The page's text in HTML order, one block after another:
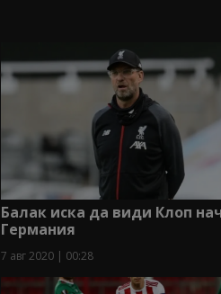
Балак иска да види Клоп
Германия
7 авг 2020 | 00:28